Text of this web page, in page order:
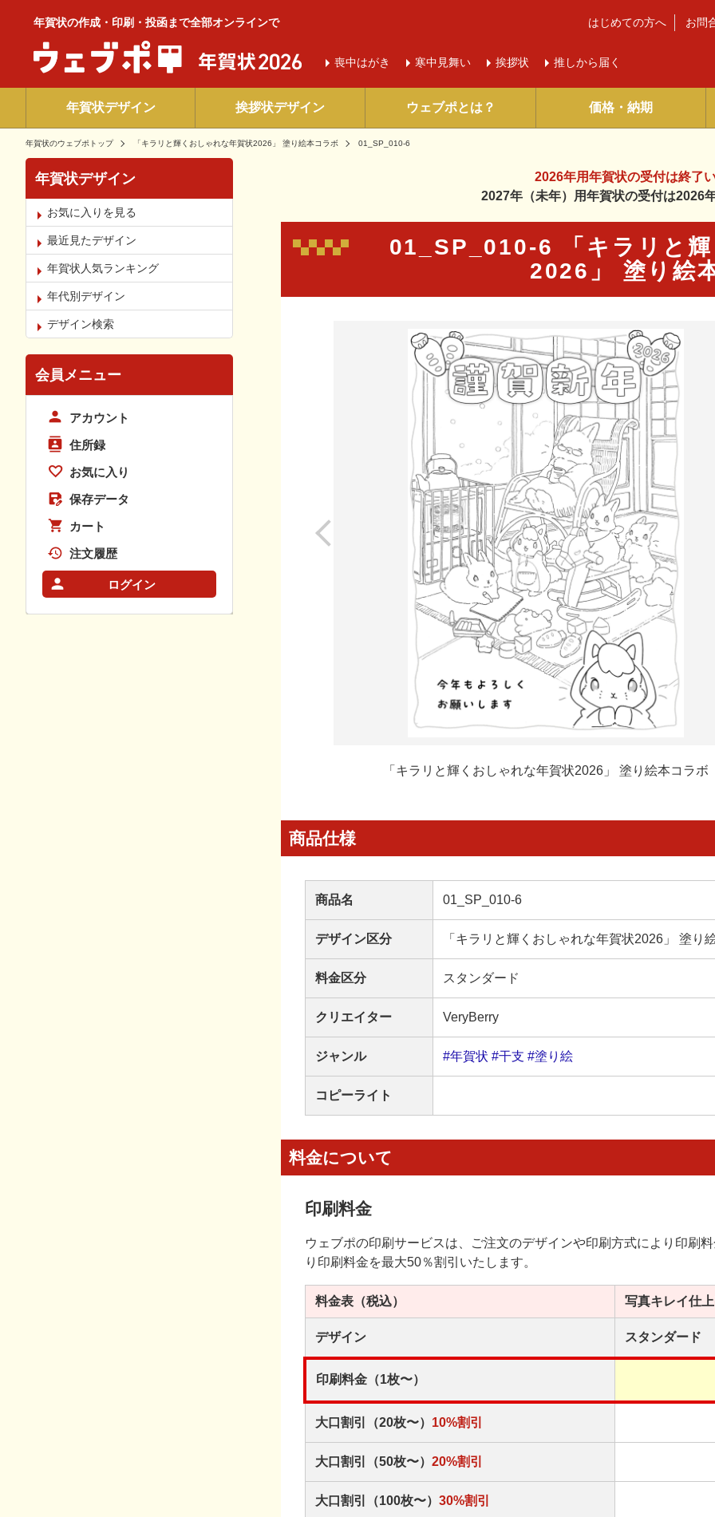
年賀状の作成・印刷・投函まで全部オンラインで
喪中はがき 寒中 見舞い 挨拶状 推しから届く
はじめての方へ お問
年賀状デザイン 挨拶状デザイン ウェブポとは？ 価格・納期
年賀状のウェブポトップ 「キラリと輝くおしゃれな年賀状2026」 塗り絵本コラボ 01_SP_010-6
2026年用年賀状の受付は終了
2027年（未年）用年賀状の受付は2026
01_SP_010-6 「キラリと
2026」 塗り絵
「キラリと輝くおしゃれな年賀状2026」 塗り絵本コラボ
商品仕様
商品名 01_SP_010-6
デザイン区分 「キラリと輝くおしゃれな年賀状2026」 塗り
料金区分 スタンダード
クリエイター VeryBerry
ジャンル #年賀状 #干支 #塗り絵
コピーライト
料金について
印刷料金
ウェブポの印刷サービスは、ご注文のデザインや印刷方式により印刷
り印刷料金を最大50％割引いたします。
料金表 （税込） 写真キレイ仕
デザイン スタンダード
印刷料金（1枚〜）
大口割引（20枚〜） 10%割引
大口割引（50枚〜） 20%割引
大口割引（100枚〜） 30%割引
年賀状デザイン
お気に入りを見る
最近見たデザイン
年賀状人気ランキング
年代別デザイン
デザイン検索
会員メニュー
アカウント
住所録
お気に入り
保存データ
カート
注文履歴
ログイン